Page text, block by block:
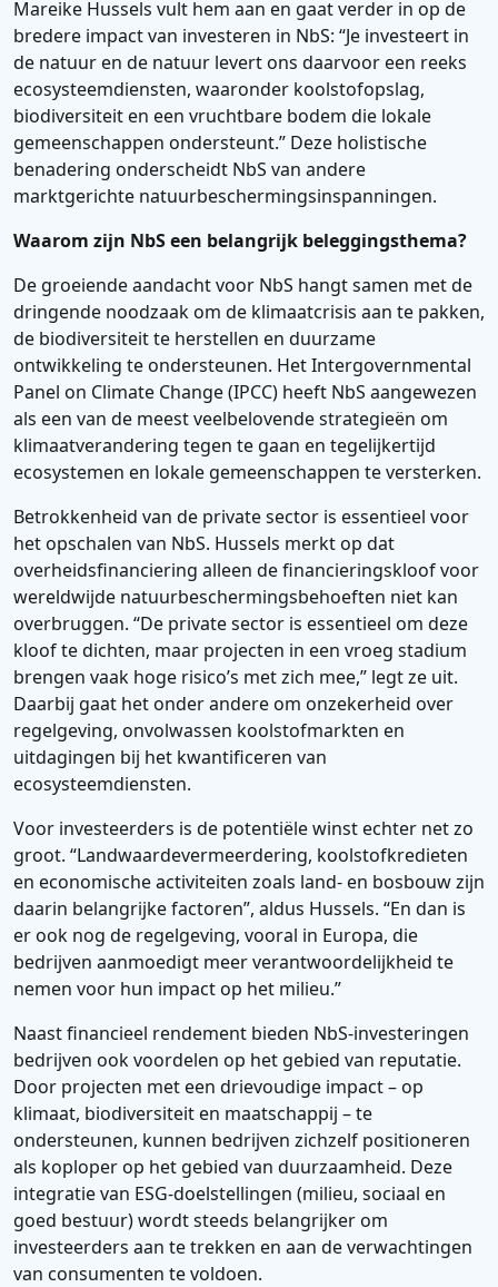
Mareike Hussels vult hem aan en gaat verder in op de
bredere impact van investeren in NbS: “Je investeert in
de natuur en de natuur levert ons daarvoor een reeks
ecosysteemdiensten, waaronder koolstofopslag,
biodiversiteit en een vruchtbare bodem die lokale
gemeenschappen ondersteunt.” Deze holistische
benadering onderscheidt NbS van andere
marktgerichte natuurbeschermingsinspanningen.
Waarom zijn NbS een belangrijk beleggingsthema?
De groeiende aandacht voor NbS hangt samen met de
dringende noodzaak om de klimaatcrisis aan te pakken,
de biodiversiteit te herstellen en duurzame
ontwikkeling te ondersteunen. Het Intergovernmental
Panel on Climate Change (IPCC) heeft NbS aangewezen
als een van de meest veelbelovende strategieën om
klimaatverandering tegen te gaan en tegelijkertijd
ecosystemen en lokale gemeenschappen te versterken.
Betrokkenheid van de private sector is essentieel voor
het opschalen van NbS. Hussels merkt op dat
overheidsfinanciering alleen de financieringskloof voor
wereldwijde natuurbeschermingsbehoeften niet kan
overbruggen. “De private sector is essentieel om deze
kloof te dichten, maar projecten in een vroeg stadium
brengen vaak hoge risico’s met zich mee,” legt ze uit.
Daarbij gaat het onder andere om onzekerheid over
regelgeving, onvolwassen koolstofmarkten en
uitdagingen bij het kwantificeren van
ecosysteemdiensten.
Voor investeerders is de potentiële winst echter net zo
groot. “Landwaardevermeerdering, koolstofkredieten
en economische activiteiten zoals land- en bosbouw zijn
daarin belangrijke factoren”, aldus Hussels. “En dan is
er ook nog de regelgeving, vooral in Europa, die
bedrijven aanmoedigt meer verantwoordelijkheid te
nemen voor hun impact op het milieu.”
Naast financieel rendement bieden NbS-investeringen
bedrijven ook voordelen op het gebied van reputatie.
Door projecten met een drievoudige impact – op
klimaat, biodiversiteit en maatschappij – te
ondersteunen, kunnen bedrijven zichzelf positioneren
als koploper op het gebied van duurzaamheid. Deze
integratie van ESG-doelstellingen (milieu, sociaal en
goed bestuur) wordt steeds belangrijker om
investeerders aan te trekken en aan de verwachtingen
van consumenten te voldoen.